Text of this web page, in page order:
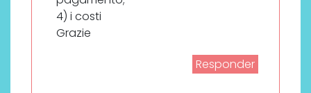
4) i costi
Grazie
Responder